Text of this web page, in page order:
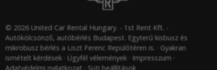
© 2026 United Car Rental Hungary. - 1st Rent Kft. -
Autókölcsönző, autóbérlés Budapest. Egyterű kisbusz és
mikrobusz bérlés a Liszt Ferenc Repülőtéren is.
Gyakran
ismételt kérdések Ügyfél vélemények
Impresszum
Adatvédelmi nyilatkozat
Süti beállítások